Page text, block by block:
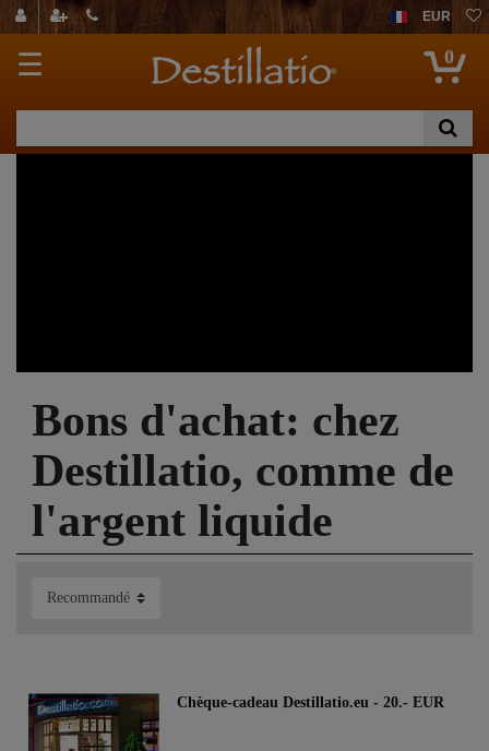
EUR
☰ 0
Bons d'achat: chez
Destillatio, comme de
l'argent liquide
Chèque-cadeau Destillatio.eu - 20.- EUR